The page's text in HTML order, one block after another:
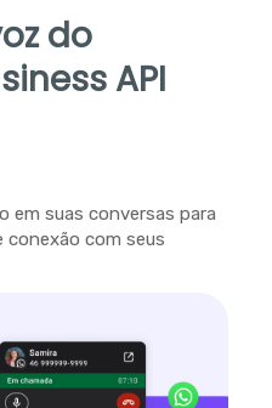
do
API
em suas conversas para
conexão com seus